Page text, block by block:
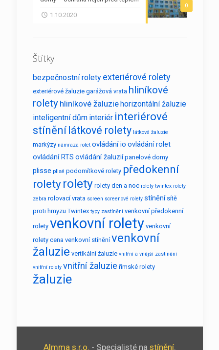
0
1.10.2020
Štítky
bezpečnostní rolety exteriérové rolety
exteriérové žaluzie garážová vrata hliníkové
rolety hliníkové žaluziehorizontální žaluzie
inteligentní dům interiér interiérové
stínění látkové rolety látkové žaluzie
markýzy námraza rolet ovládání io ovládání rolet
ovládání RTS ovládání žaluzií panelové domy
plisse plisé podomítkové rolety předokenní
rolety rolety rolety den a noc rolety twintex rolety
zebra rolovací vrata screen screenové rolety stínění sítě
proti hmyzu Twintex typy zastínění venkovní předokenní
rolety venkovní rolety venkovní
rolety cena venkovní stínění venkovní
žaluzie vertikální žaluzie vnitřní a vnější zastínění
vnitřní rolety vnitřní žaluzie římské rolety
žaluzie
Almma s.r.o. - Specialisté na stínění.